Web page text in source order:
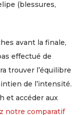
(blessures,
avant la finale,
effectué de
trouver l’équilibre
de l’intensité.
et accéder aux
notre comparatif